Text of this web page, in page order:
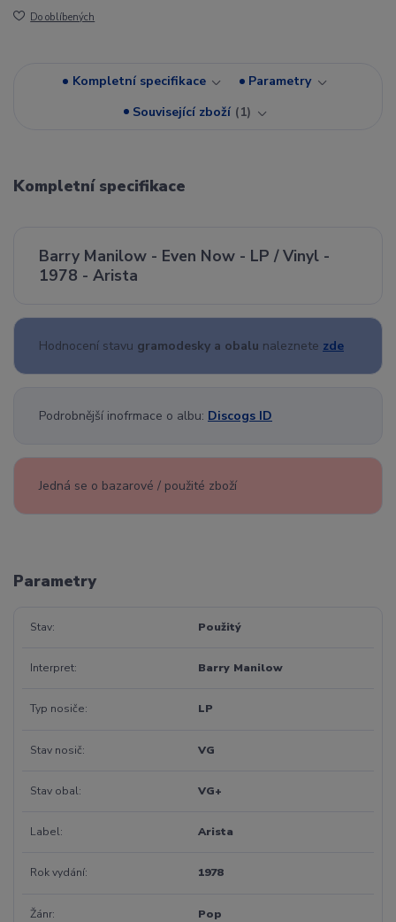
Do oblíbených
Kompletní specifikace
Parametry
Související zboží
1
Kompletní specifikace
Barry Manilow - Even Now - LP / Vinyl -
1978 - Arista
Hodnocení stavu gramodesky a obalu naleznete zde
Podrobnější inofrmace o albu: Discogs ID
Jedná se o bazarové / použité zboží
Parametry
Stav Použitý
Interpret Barry Manilow
Typ nosiče LP
Stav nosič VG
Stav obal VG+
Label Arista
Rok vydání 1978
Žánr Pop